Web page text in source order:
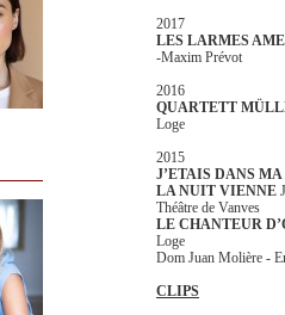
2017
LES LARMES
-Maxim Prévot
2016
QUARTETT
Loge
2015
J’ETAIS DANS
LA NUIT VIENNE
Théâtre de Vanves
LE CHANTEUR
Loge
Dom Juan Molière -
CLIPS